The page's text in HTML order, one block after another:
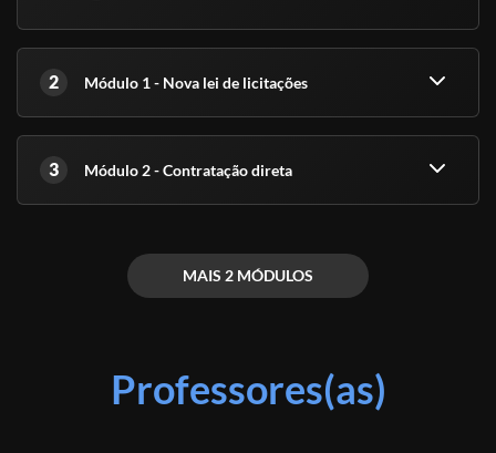
2 Módulo 1 - Nova lei de licitações
3 Módulo 2 - Contratação direta
MAIS 2 MÓDULOS
Professores(as)